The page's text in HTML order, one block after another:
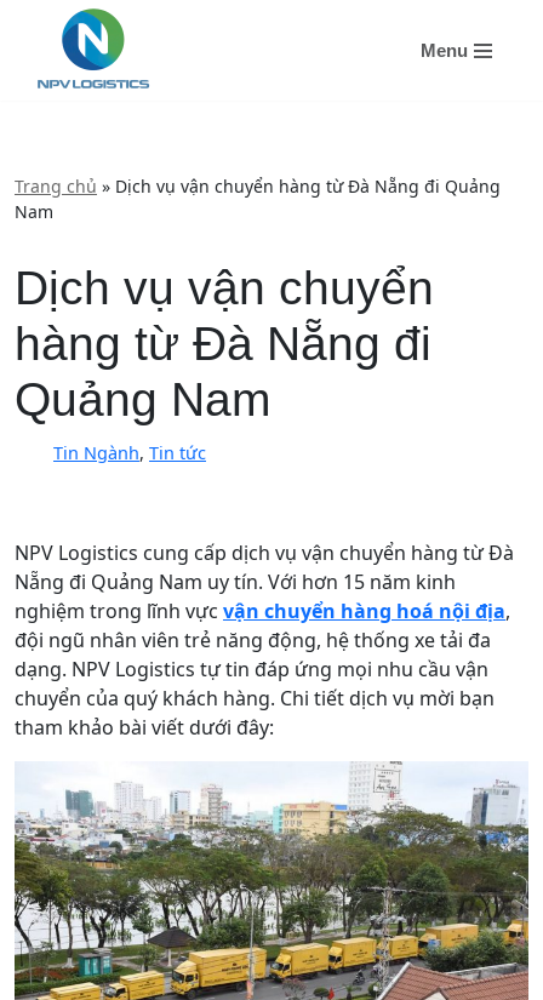
Chuyển
tới
Menu
Trang chủ » Dịch vụ vận chuyển hàng từ Đà Nẵng đi Quảng
Nam
Dịch vụ vận chuyển
hàng từ Đà Nẵng đi
Quảng Nam
Tin Ngành, Tin tức
NPV Logistics cung cấp dịch vụ vận chuyển hàng từ Đà
Nẵng đi Quảng Nam uy tín. Với hơn 15 năm kinh
nghiệm trong lĩnh vực vận chuyển hàng hoá nội địa,
đội ngũ nhân viên trẻ năng động, hệ thống xe tải đa
dạng. NPV Logistics tự tin đáp ứng mọi nhu cầu vận
chuyển của quý khách hàng. Chi tiết dịch vụ mời bạn
tham khảo bài viết dưới đây: